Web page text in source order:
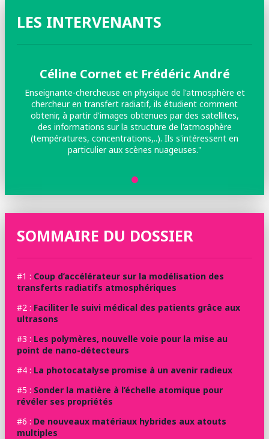
LES INTERVENANTS
Céline Cornet et Frédéric André
Enseignante-chercheuse en physique de l'atmosphère et
chercheur en transfert radiatif, ils étudient comment
obtenir, à partir d'images obtenues par des satellites,
des informations sur la structure de l'atmosphère
(températures, concentrations,..). Ils s'intéressent en
particulier aux scènes nuageuses."
SOMMAIRE DU DOSSIER
#1 : Coup d’accélérateur sur la modélisation des
transferts radiatifs atmosphériques
#2 : Faciliter le suivi médical des patients grâce aux
ultrasons
#3 : Les polymères, nouvelle voie pour la mise au
point de nano-détecteurs
#4 : La photocatalyse promise à un avenir radieux
#5 : Sonder la matière à l’échelle atomique pour
révéler ses propriétés
#6 : De nouveaux matériaux hybrides aux atouts
multiples